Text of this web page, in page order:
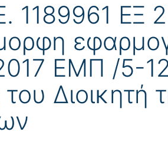
1189961 ΕΞ
ΕΜΠ /5-
Διοικητή